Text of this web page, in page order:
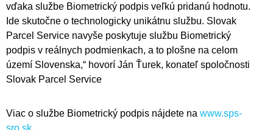
vďaka službe Biometrický podpis veľkú pridanú hodnotu.
Ide skutočne o technologicky unikátnu službu. Slovak
Parcel Service navyše poskytuje službu Biometrický
podpis v reálnych podmienkach, a to plošne na celom
území Slovenska,“ hovorí Ján Ťurek, konateľ spoločnosti
Slovak Parcel Service
Viac o službe Biometrický podpis nájdete na www.sps-
sro.sk.